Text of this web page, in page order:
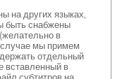
на других языках,
быть снабжены
в
мы примем
отдельный
вставленный в